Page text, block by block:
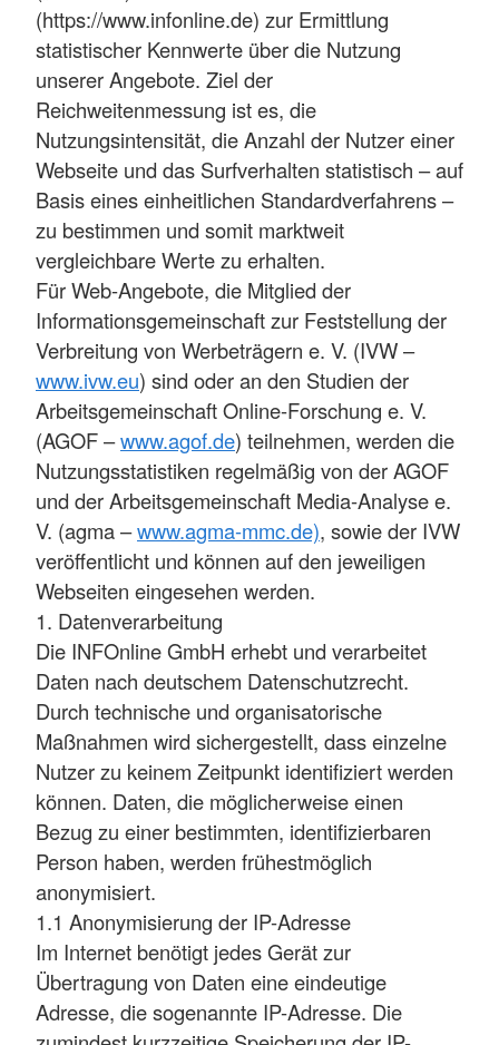
(https://www.infonline.de) zur Ermittlung
statistischer Kennwerte über die Nutzung
unserer Angebote. Ziel der
Reichweitenmessung ist es, die
Nutzungsintensität, die Anzahl der Nutzer einer
Webseite und das Surfverhalten statistisch – auf
Basis eines einheitlichen Standardverfahrens –
zu bestimmen und somit marktweit
vergleichbare Werte zu erhalten.
Für Web-Angebote, die Mitglied der
Informationsgemeinschaft zur Feststellung der
Verbreitung von Werbeträgern e. V. (IVW –
www.ivw.eu) sind oder an den Studien der
Arbeitsgemeinschaft Online-Forschung e. V.
(AGOF –www.agof.de) teilnehmen, werden die
Nutzungsstatistiken regelmäßig von der AGOF
und der Arbeitsgemeinschaft Media-Analyse e.
V. (agma –www.agma-mmc.de), sowie der IVW
veröffentlicht und können auf den jeweiligen
Webseiten eingesehen werden.
1. Datenverarbeitung
Die INFOnline GmbH erhebt und verarbeitet
Daten nach deutschem Datenschutzrecht.
Durch technische und organisatorische
Maßnahmen wird sichergestellt, dass einzelne
Nutzer zu keinem Zeitpunkt identifiziert werden
können. Daten, die möglicherweise einen
Bezug zu einer bestimmten, identifizierbaren
Person haben, werden frühestmöglich
anonymisiert.
1.1 Anonymisierung der IP-Adresse
Im Internet benötigt jedes Gerät zur
Übertragung von Daten eine eindeutige
Adresse, die sogenannte IP-Adresse. Die